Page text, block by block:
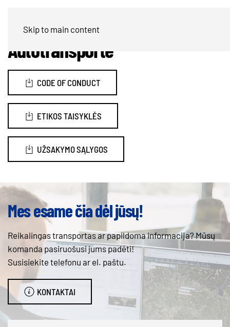
Skip to main content
UAB Hegelmann
Autotransporte
CODE OF CONDUCT
ETIKOS TAISYKLĖS
UŽSAKYMO SĄLYGOS
Mes esame čia dėl jūsų!
Reikalingas transportas ar papildoma informacija? Mūsų
komanda pasiruošusi jums padėti!
Susisiekite telefonu ar el. paštu.
KONTAKTAI